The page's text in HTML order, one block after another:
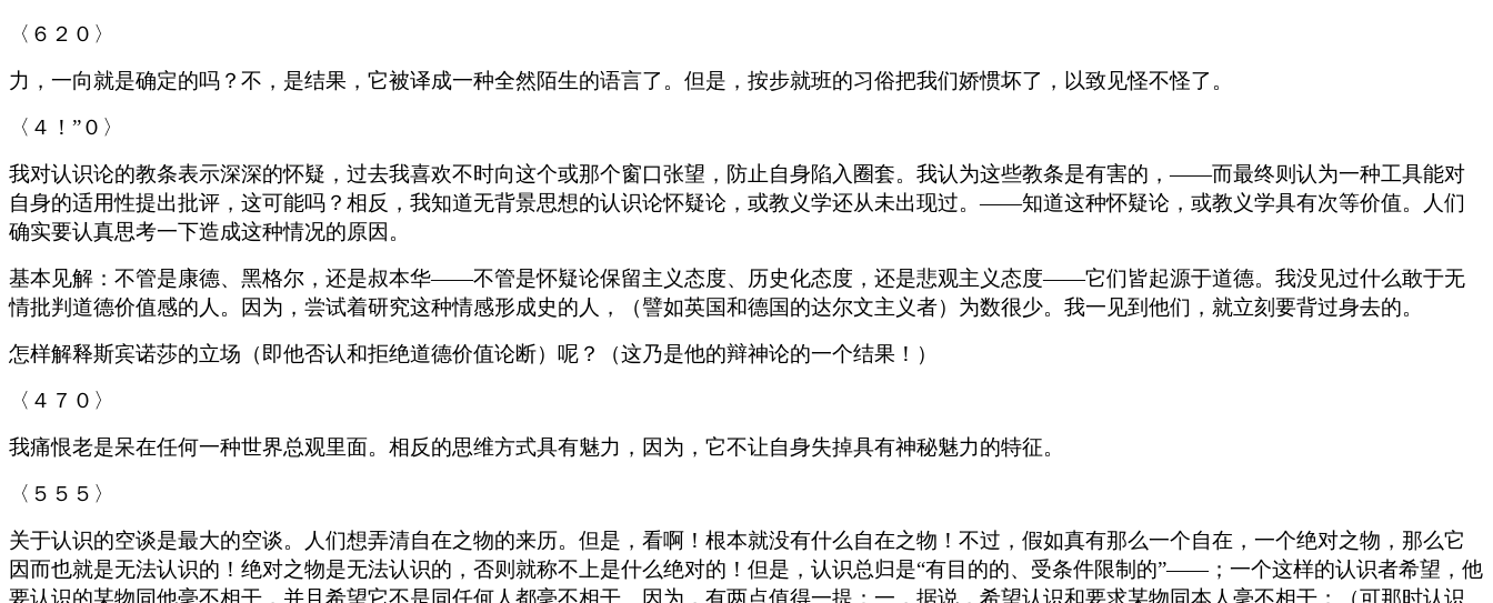
〈６２０〉
力，一向就是确定的吗？不，是结果，它被译成一种全然陌生的语言了。但是，按步就班的习俗把我们娇惯坏了，以致见怪不怪了。
〈４！”０〉
我对认识论的教条表示深深的怀疑，过去我喜欢不时向这个或那个窗口张望，防止自身陷入圈套。我认为这些教条是有害的，——而最终则认为一种工具能对
自身的适用性提出批评，这可能吗？相反，我知道无背景思想的认识论怀疑论，或教义学还从未出现过。——知道这种怀疑论，或教义学具有次等价值。人们
确实要认真思考一下造成这种情况的原因。
基本见解：不管是康德、黑格尔，还是叔本华——不管是怀疑论保留主义态度、历史化态度，还是悲观主义态度——它们皆起源于道德。我没见过什么敢于无
情批判道德价值感的人。因为，尝试着研究这种情感形成史的人，（譬如英国和德国的达尔文主义者）为数很少。我一见到他们，就立刻要背过身去的。
怎样解释斯宾诺莎的立场（即他否认和拒绝道德价值论断）呢？（这乃是他的辩神论的一个结果！）
〈４７０〉
我痛恨老是呆在任何一种世界总观里面。相反的思维方式具有魅力，因为，它不让自身失掉具有神秘魅力的特征。
〈５５５〉
关于认识的空谈是最大的空谈。人们想弄清自在之物的来历。但是，看啊！根本就没有什么自在之物！不过，假如真有那么一个自在，一个绝对之物，那么它
因而也就是无法认识的！绝对之物是无法认识的，否则就称不上是什么绝对的！但是，认识总归是“有目的的、受条件限制的”——；一个这样的认识者希望，他
要认识的某物同他毫不相干，并且希望它不是同任何人都毫不相干。因为，有两点值得一提：一，据说，希望认识和要求某物同本人毫不相干；（可那时认识